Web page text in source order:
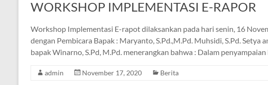
WORKSHOP IMPLEMENTASI E-RAPOR
Workshop Implementasi E-rapot dilaksankan pada hari senin, 16
dengan Pembicara Bapak : Maryanto, S.Pd.,M.Pd. Muhsidi, S.Pd. Setya
bapak Winarno, S.Pd, M.Pd. menerangkan bahwa : Dalam
admin November 17, 2020 Berita